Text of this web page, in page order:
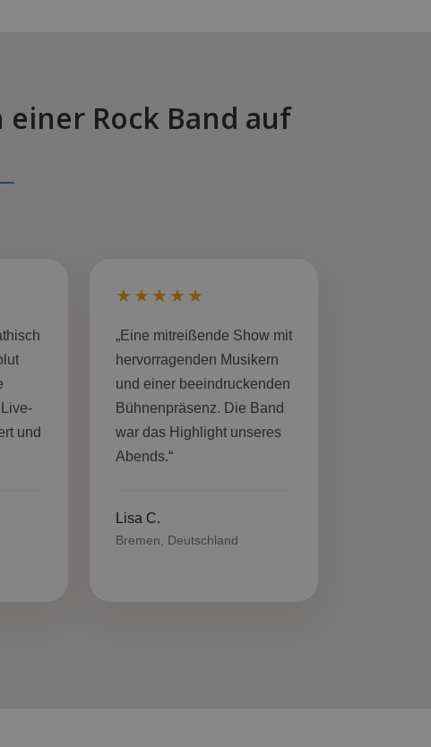
Rock Band auf
und
★★★★★
„Eine mitreißende Show mit
hervorragenden Musikern
und einer beeindruckenden
Bühnenpräsenz. Die Band
war das Highlight unseres
Abends.“
Lisa C.
Bremen, Deutschland